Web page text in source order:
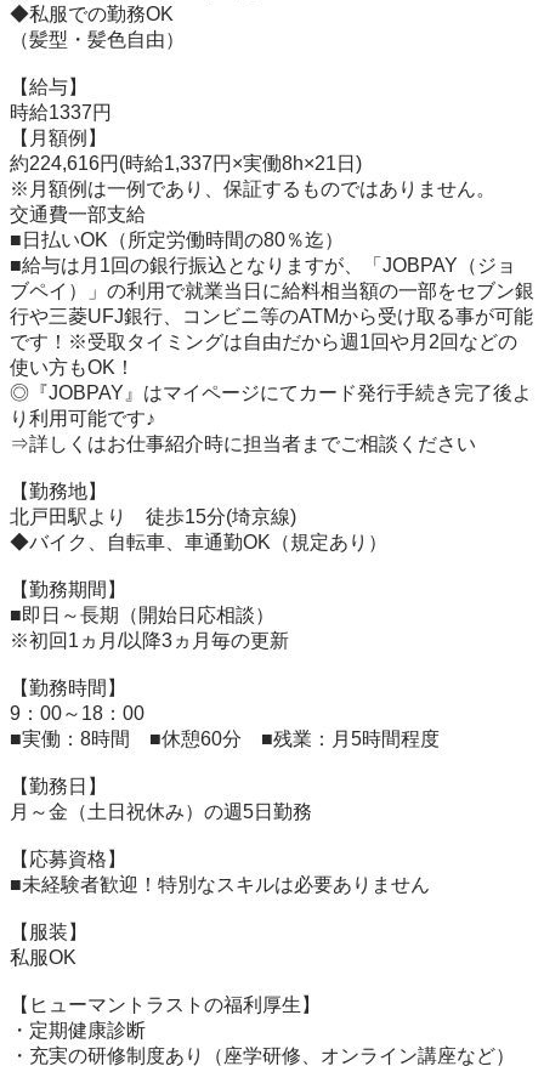
◆私服での勤務OK
（髪型・髪色自由）
【給与】
時給1337円
【月額例】
約224,616円(時給1,337円×実働8h×21日)
※月額例は一例であり、保証するものではありません。
交通費一部支給
■日払いOK（所定労働時間の80％迄）
■給与は月1回の銀行振込となりますが、「JOBPAY（ジョ
ブペイ）」の利用で就業当日に給料相当額の一部をセブン銀
行や三菱UFJ銀行、コンビニ等のATMから受け取る事が可能
です！※受取タイミングは自由だから週1回や月2回などの
使い方もOK！
◎『JOBPAY』はマイページにてカード発行手続き完了後よ
り利用可能です♪
⇒詳しくはお仕事紹介時に担当者までご相談ください
【勤務地】
北戸田駅より　徒歩15分(埼京線)
◆バイク、自転車、車通勤OK（規定あり）
【勤務期間】
■即日～長期（開始日応相談）
※初回1ヵ月/以降3ヵ月毎の更新
【勤務時間】
9：00～18：00
■実働：8時間　■休憩60分　■残業：月5時間程度
【勤務日】
月～金（土日祝休み）の週5日勤務
【応募資格】
■未経験者歓迎！特別なスキルは必要ありません
【服装】
私服OK
【ヒューマントラストの福利厚生】
・定期健康診断
・充実の研修制度あり（座学研修、オンライン講座など）